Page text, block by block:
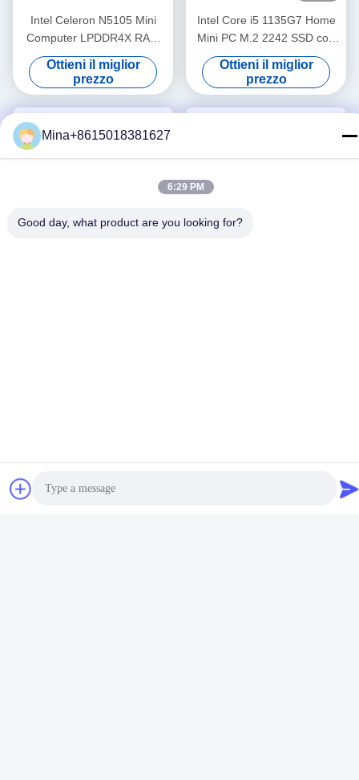
Intel Celeron N5105 Mini
Computer LPDDR4X RAM
8G con slot TF e ventilatore
per ufficio a casa
Ottieni il miglior
prezzo
Intel Core i5 1135G7 Home
Mini PC M.2 2242 SSD con
doppia LAN e ventilatore
Ottieni il miglior
prezzo
Mina+8615018381627
6:29 PM
Good day, what product are you looking for?